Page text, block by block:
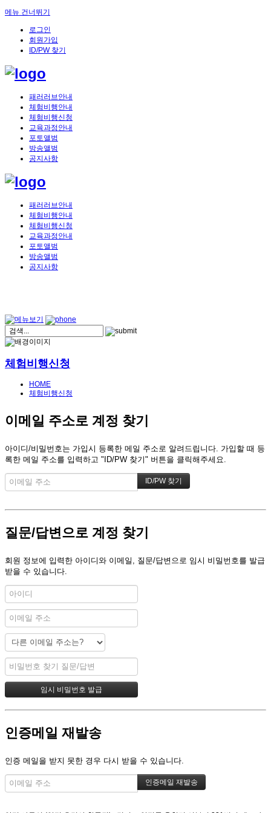
메뉴 건너뛰기
로그인
회원가입
ID/PW 찾기
패러러브안내
체험비행안내
체험비행신청
교육과정안내
포토앨범
방송앨범
공지사항
패러러브안내
체험비행안내
체험비행신청
교육과정안내
포토앨범
방송앨범
공지사항
체험비행신청
HOME
체험비행신청
이메일 주소로 계정 찾기
아이디/비밀번호는 가입시 등록한 메일 주소로 알려드립니다. 가입할 때 등
록한 메일 주소를 입력하고 "ID/PW 찾기" 버튼을 클릭해주세요.
질문/답변으로 계정 찾기
회원 정보에 입력한 아이디와 이메일, 질문/답변으로 임시 비밀번호를 발급
받을 수 있습니다.
인증메일 재발송
인증 메일을 받지 못한 경우 다시 받을 수 있습니다.